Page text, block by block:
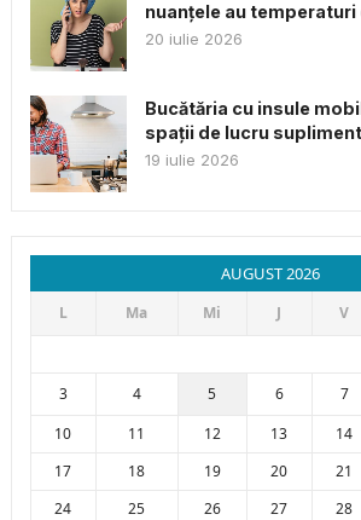
nuanțele au
20 iulie 2026
Bucătăria cu insule
spații de lucru
19 iulie 2026
AUGUST 2026
L Ma Mi J V
3
4 5 6 7
10
11 12 13 14
17
18 19 20 21
24
25 26 27 28